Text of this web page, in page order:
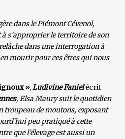
dans le Piémont Cévenol,
à s’approprier le territoire de son
dans une interrogation à
mourir pour ces êtres qui nous
»,Ludivine Fanielécrit
, Elsa Maury suit le quotidien
troupeau de moutons, exposant
peu pratiqué à cette
que l’élevage est aussi un